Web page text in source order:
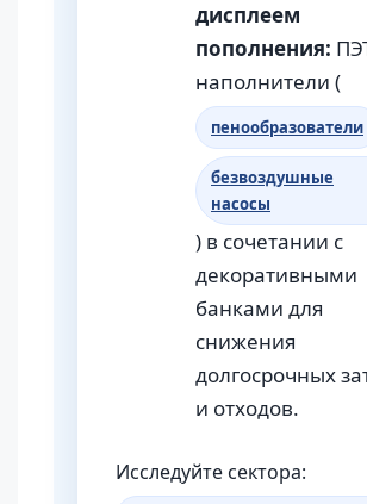
дисплеем
пополнения:
наполнители (
пенообразователи
безвоздушные
насосы
) в сочетании с
декоративными
банками для
снижения
долгосрочных
и отходов.
Исследуйте сектора: